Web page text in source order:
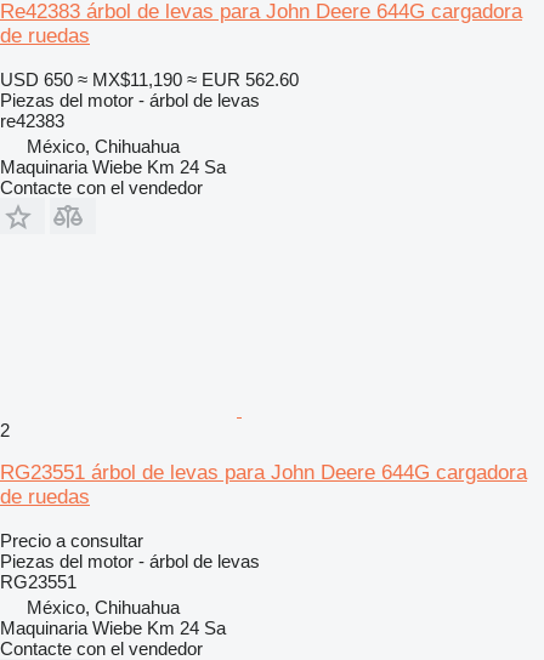
Re42383 árbol de levas para John Deere 644G cargadora
de ruedas
USD 650 ≈ MX$11,190 ≈ EUR 562.60
Piezas del motor - árbol de levas
re42383
México, Chihuahua
Maquinaria Wiebe Km 24 Sa
Contacte con el vendedor
2
RG23551 árbol de levas para John Deere 644G cargadora
de ruedas
Precio a consultar
Piezas del motor - árbol de levas
RG23551
México, Chihuahua
Maquinaria Wiebe Km 24 Sa
Contacte con el vendedor